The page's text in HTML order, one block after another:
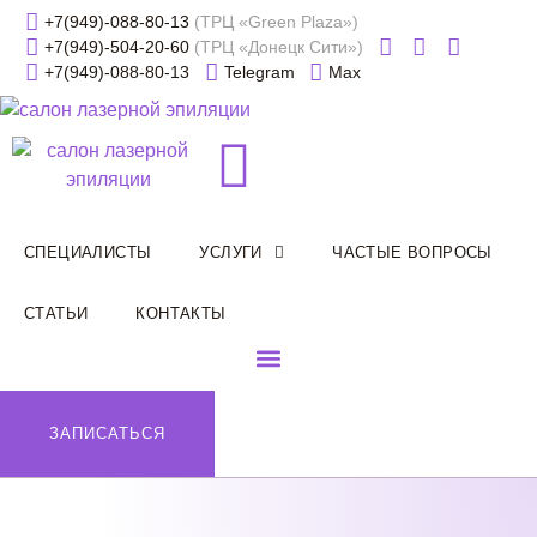
+7(949)-088-80-13 (ТРЦ «Green Plaza»)
+7(949)-504-20-60 (ТРЦ «Донецк Сити»)
+7(949)-088-80-13
Telegram Max
CПЕЦИАЛИСТЫ УСЛУГИ ЧАСТЫЕ ВОПРОСЫ
СТАТЬИ КОНТАКТЫ
ЗАПИСАТЬСЯ